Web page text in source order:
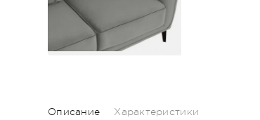
Описание Характеристики